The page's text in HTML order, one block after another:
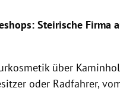
: Steirische Firma
über
oder Radfahrer,